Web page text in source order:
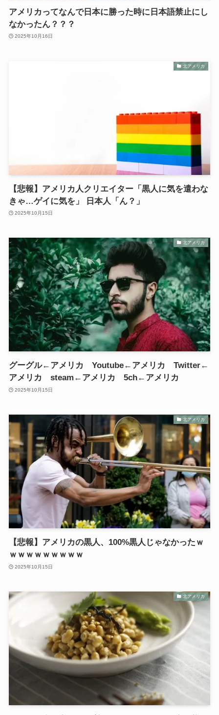
アメリカってなんで日本に勝った時に日本語禁止にし
なかったん？？？
2025年10月16日
北アメリカ
【悲報】アメリカ人クリエイター「黒人に気を遣わな
きゃ…ゲイに気を」 日本人「ん？」
2025年10月15日
北アメリカ
グーグル←アメリカ Youtube←アメリカ Twitter←
アメリカ steam←アメリカ 5ch←アメリカ
2025年10月15日
北アメリカ
【悲報】アメリカの黒人、100%黒人じゃなかったｗ
ｗｗｗｗｗｗｗｗｗ
2025年10月15日
北アメリカ